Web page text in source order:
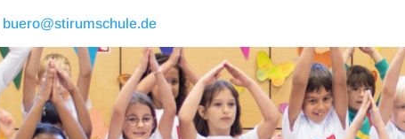
buero@stirumschule.de